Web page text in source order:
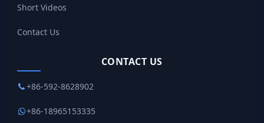
Short Videos
Contact Us
CONTACT US
+86-592-8628902
+86-18965153335